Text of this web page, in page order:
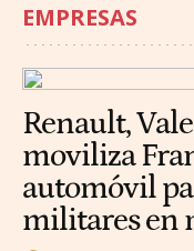
EMPRESAS
Renault,
moviliza
automóvil
militares en